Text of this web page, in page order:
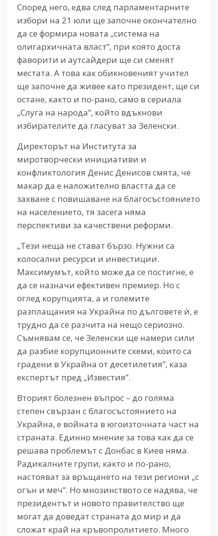
Според него, едва след парламентарните
избори на 21 юли ще започне окончателно
да се формира новата „система на
олигархичната власт”, при която доста
фаворити и аутсайдери ще си сменят
местата. А това как обикновеният учител
ще започне да живее като президент, ще си
остане, както и по-рано, само в сериала
„Слуга на народа”, който вдъхнови
избирателите да гласуват за Зеленски.
Директорът на Института за
миротворчески инициативи и
конфликтология Денис Денисов смята, че
макар да е наложително властта да се
захване с повишаване на благосъстоянието
на населението, тя засега няма
перспективи за качествени реформи.
„Тези неща не стават бързо. Нужни са
колосални ресурси и инвестиции.
Максимумът, който може да се постигне, е
да се назначи ефективен премиер. Но с
оглед корупцията, а и големите
разплащания на Украйна по дълговете ѝ, е
трудно да се разчита на нещо сериозно.
Съмнявам се, че Зеленски ще намери сили
да разбие корупционните схеми, които са
градени в Украйна от десетилетия”, каза
експертът пред „Известия”.
Вторият болезнен въпрос – до голяма
степен свързан с благосъстоянието на
Украйна, е войната в югоизточната част на
страната. Единно мнение за това как да се
решава проблемът с Донбас в Киев няма.
Радикалните групи, както и по-рано,
настояват за връщането на тези региони „с
огън и меч”. Но мнозинството се надява, че
президентът и новото правителство ще
могат да доведат страната до мир и да
сложат край на кръвопролитието. Много